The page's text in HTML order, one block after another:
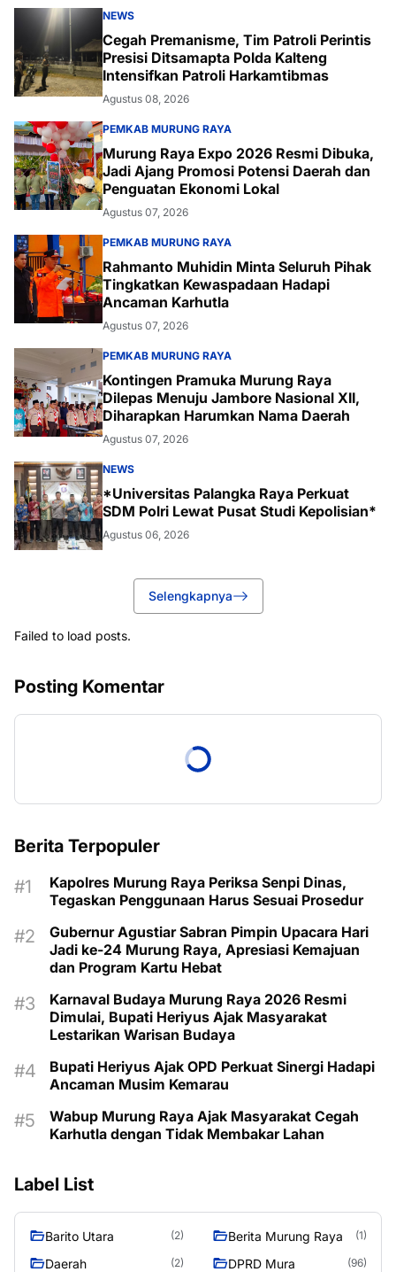
NEWS
Cegah Premanisme, Tim Patroli Perintis
Presisi Ditsamapta Polda Kalteng
Intensifkan Patroli Harkamtibmas
Agustus 08, 2026
PEMKAB MURUNG RAYA
Murung Raya Expo 2026 Resmi Dibuka,
Jadi Ajang Promosi Potensi Daerah dan
Penguatan Ekonomi Lokal
Agustus 07, 2026
PEMKAB MURUNG RAYA
Rahmanto Muhidin Minta Seluruh Pihak
Tingkatkan Kewaspadaan Hadapi
Ancaman Karhutla
Agustus 07, 2026
PEMKAB MURUNG RAYA
Kontingen Pramuka Murung Raya
Dilepas Menuju Jambore Nasional XII,
Diharapkan Harumkan Nama Daerah
Agustus 07, 2026
NEWS
*Universitas Palangka Raya Perkuat
SDM Polri Lewat Pusat Studi Kepolisian*
Agustus 06, 2026
Selengkapnya
Failed to load posts.
Posting Komentar
Berita Terpopuler
Kapolres Murung Raya Periksa Senpi Dinas,
Tegaskan Penggunaan Harus Sesuai Prosedur
Gubernur Agustiar Sabran Pimpin Upacara Hari
Jadi ke-24 Murung Raya, Apresiasi Kemajuan
dan Program Kartu Hebat
Karnaval Budaya Murung Raya 2026 Resmi
Dimulai, Bupati Heriyus Ajak Masyarakat
Lestarikan Warisan Budaya
Bupati Heriyus Ajak OPD Perkuat Sinergi Hadapi
Ancaman Musim Kemarau
Wabup Murung Raya Ajak Masyarakat Cegah
Karhutla dengan Tidak Membakar Lahan
Label List
Barito Utara (2) Berita Murung Raya (1)
Daerah (2) DPRD Mura (96)